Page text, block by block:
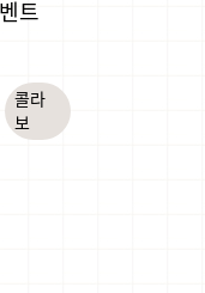
트
콜라
보